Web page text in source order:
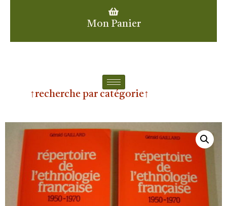
Mon Panier
↑recherche par catégorie↑